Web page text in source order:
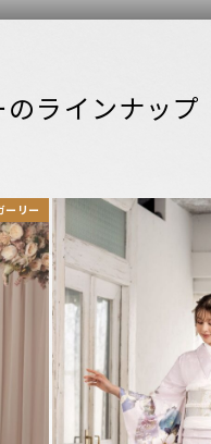
ラインナップ
ーリー